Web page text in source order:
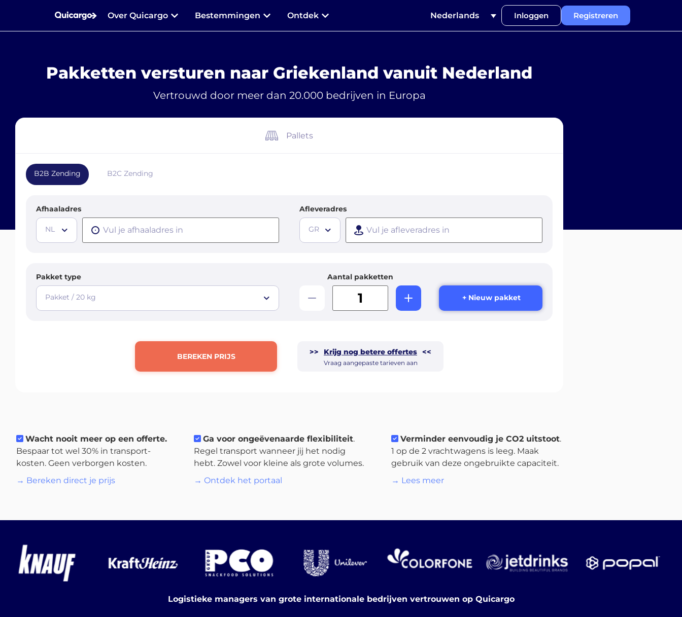
Over Quicargo Bestemmingen Ontdek Nederlands Inloggen Registreren
Pakketten versturen naar Griekenland vanuit Nederland
Vertrouwd door meer dan 20.000 bedrijven in Europa
Pallets
B2B Zending B2C Zending
Afhaaladres
NL
Afleveradres
GR
Pakket type
Pakket / 20 kg
Aantal pakketten
+ Nieuw pakket
BEREKEN PRIJS >> Krijg nog betere offertes <<
Vraag aangepaste tarieven aan
Wacht nooit meer op een offerte.
Bespaar tot wel 30% in transport-
kosten. Geen verborgen kosten.
→ Bereken direct je prijs
Ga voor ongeëvenaarde flexibiliteit.
Regel transport wanneer jij het nodig
hebt. Zowel voor kleine als grote volumes.
→ Ontdek het portaal
Verminder eenvoudig je CO2 uitstoot.
1 op de 2 vrachtwagens is leeg. Maak
gebruik van deze ongebruikte capaciteit.
→ Lees meer
Logistieke managers van grote internationale bedrijven vertrouwen op Quicargo